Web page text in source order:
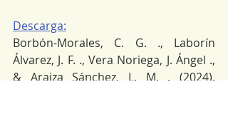
Descarga:
Borbón-Morales, C. G. ., Laborín
Álvarez, J. F. ., Vera Noriega, J. Ángel .,